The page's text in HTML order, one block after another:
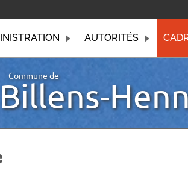
AUTORITÉS
Commune de
Billens-